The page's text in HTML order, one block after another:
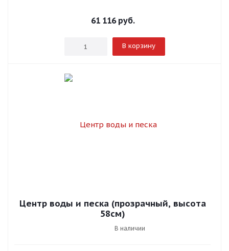
61 116руб.
В корзину
Центр воды и песка (прозрачный, высота
58см)
В наличии